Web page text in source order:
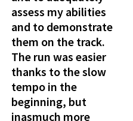
assess my abilities
and to demonstrate
them on the track.
The run was easier
thanks to the slow
tempo in the
beginning, but
inasmuch more